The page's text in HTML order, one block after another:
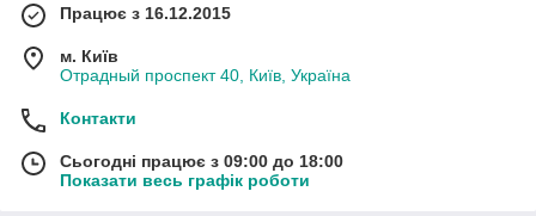
Працює з 16.12.2015
м. Київ
Отрадный проспект 40, Київ, Україна
Контакти
Сьогодні працює з 09:00 до 18:00
Показати весь графік роботи